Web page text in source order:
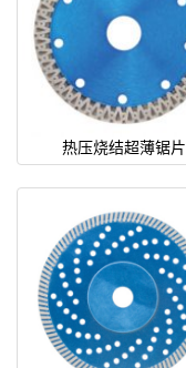
热压烧结超薄锯片